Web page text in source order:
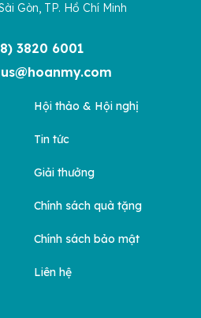
Gòn, TP. Hồ Chí Minh
3820 6001
Hội thảo & Hội nghị
Tin tức
Giải thưởng
Chính sách quà tặng
Chính sách bảo mật
Liên hệ